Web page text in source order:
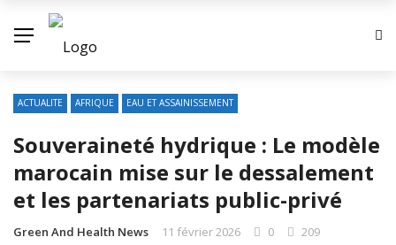
ACTUALITE AFRIQUE EAU ET ASSAINISSEMENT
Souveraineté hydrique : Le modèle
marocain mise sur le dessalement
et les partenariats public-privé
Green And Health News 11 février 2026 0 209